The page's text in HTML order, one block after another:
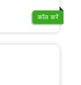
कॉल करें